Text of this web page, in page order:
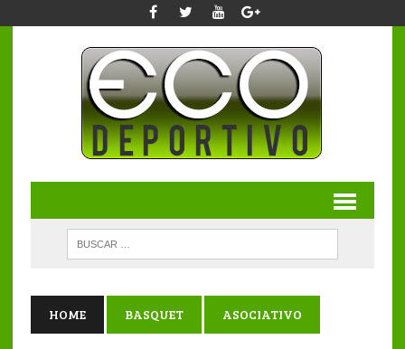
HOME BASQUET ASOCIATIVO